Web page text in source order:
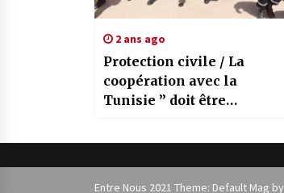
2 ans ago
Protection civile / La
coopération avec la
Tunisie ” doit être
le terrain ”
Entre Nous 2021 Theme: Default Mag by